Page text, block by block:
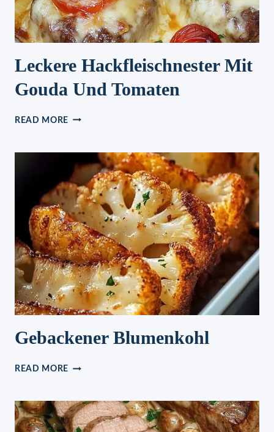
Leckere Hackfleischnester Mit
Gouda Und Tomaten
READ MORE LECKERE
GOUDA
UND
TOMATEN
Gebackener Blumenkohl
READ MORE GEBACKENER